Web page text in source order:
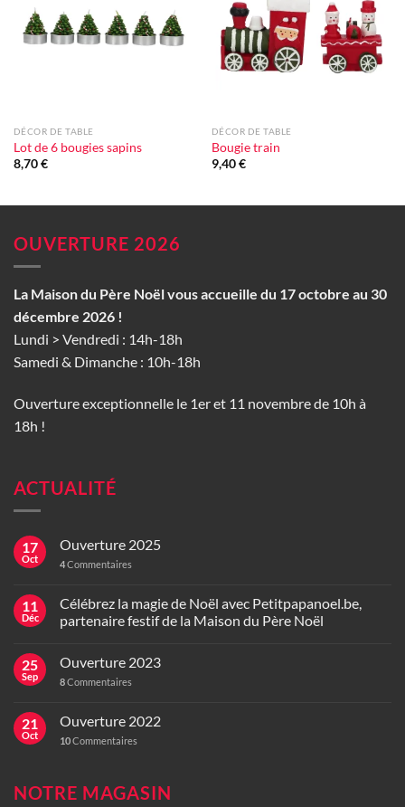
DÉCOR DE TABLE
Lot de 6 bougies sapins
8,70€
d'envie
DÉCOR DE TABLE
Bougie train
9,40€
OUVERTURE 2026
La Maison du Père Noël vous accueille du 17 octobre au 30
décembre 2026 !
Lundi > Vendredi : 14h-18h
Samedi & Dimanche : 10h-18h
Ouverture exceptionnelle le 1er et 11 novembre de 10h à
18h !
ACTUALITÉ
17
Oct
Ouverture 2025
4Commentaires
11
Déc
Célébrez la magie de Noël avec Petitpapanoel.be,
partenaire festif de la Maison du Père Noël
25
Sep
Ouverture 2023
8Commentaires
21
Oct
Ouverture 2022
10Commentaires
NOTRE MAGASIN